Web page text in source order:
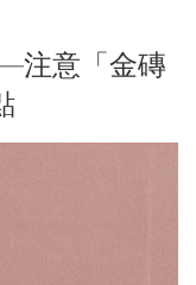
注意「金磚